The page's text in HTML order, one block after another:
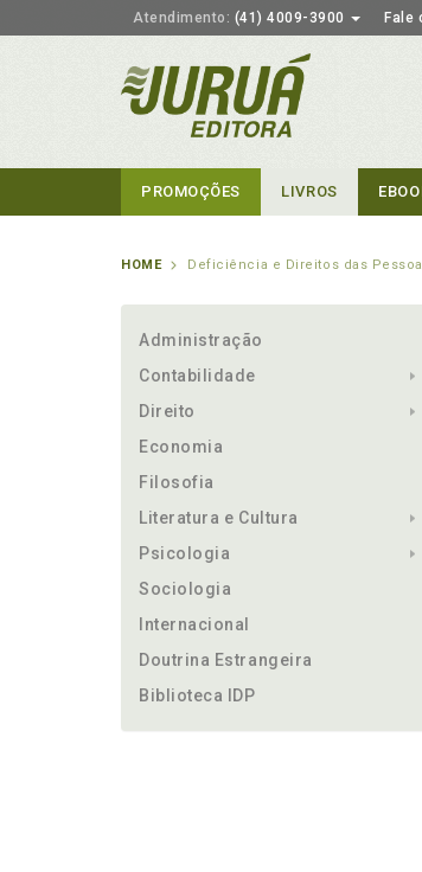
Atendimento: (41) 4009-3900 Fale
PROMOÇÕES LIVROS
HOME Deficiência e Direitos das
Administração
Contabilidade
Direito
Economia
Filosofia
Literatura e Cultura
Psicologia
Sociologia
Internacional
Doutrina Estrangeira
Biblioteca IDP